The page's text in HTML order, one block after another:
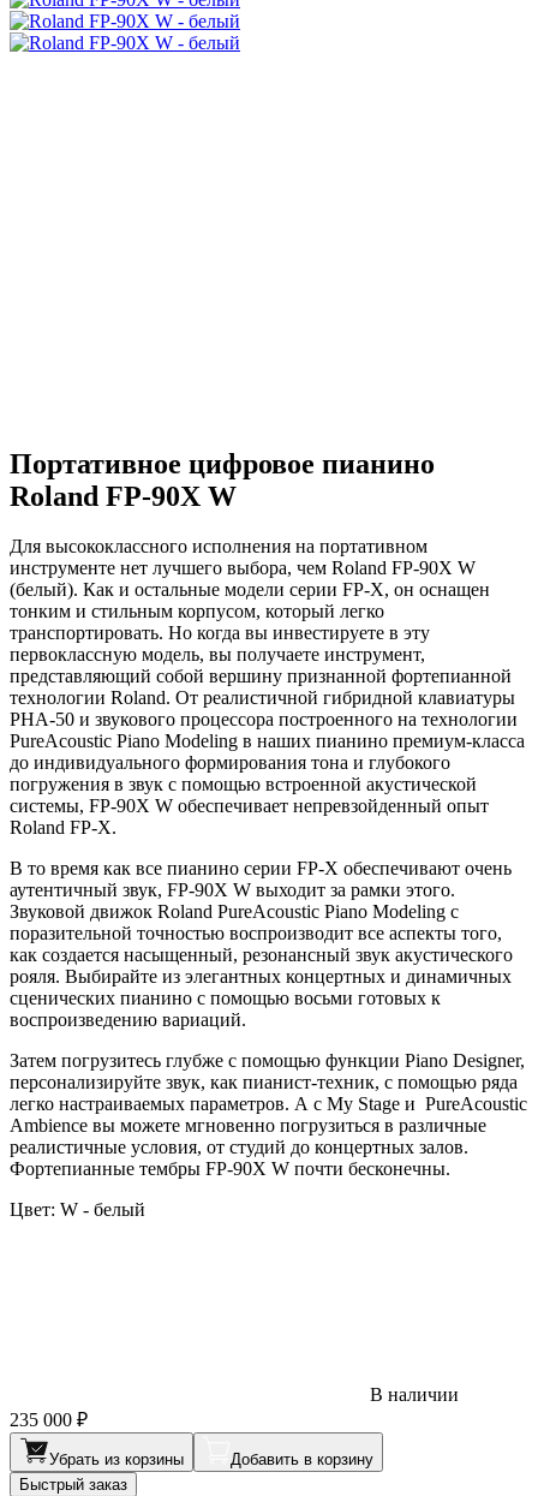
Портативное цифровое пианино
Roland FP-90X W
Для высококлассного исполнения на портативном
инструменте нет лучшего выбора, чем Roland FP-90X W
(белый). Как и остальные модели серии FP-X, он оснащен
тонким и стильным корпусом, который легко
транспортировать. Но когда вы инвестируете в эту
первоклассную модель, вы получаете инструмент,
представляющий собой вершину признанной фортепианной
технологии Roland. От реалистичной гибридной клавиатуры
PHA-50 и звукового процессора построенного на технологии
PureAcoustic Piano Modeling в наших пианино премиум-класса
до индивидуального формирования тона и глубокого
погружения в звук с помощью встроенной акустической
системы, FP-90X W обеспечивает непревзойденный опыт
Roland FP-X.
В то время как все пианино серии FP-X обеспечивают очень
аутентичный звук, FP-90X W выходит за рамки этого.
Звуковой движок Roland PureAcoustic Piano Modeling с
поразительной точностью воспроизводит все аспекты того,
как создается насыщенный, резонансный звук акустического
рояля. Выбирайте из элегантных концертных и динамичных
сценических пианино с помощью восьми готовых к
воспроизведению вариаций.
Затем погрузитесь глубже с помощью функции Piano Designer,
персонализируйте звук, как пианист-техник, с помощью ряда
легко настраиваемых параметров. А с My Stage и PureAcoustic
Ambience вы можете мгновенно погрузиться в различные
реалистичные условия, от студий до концертных залов.
Фортепианные тембры FP-90X W почти бесконечны.
Цвет: W - белый
В наличии
235 000 ₽
Убрать из корзины
Добавить в корзину
Быстрый заказ